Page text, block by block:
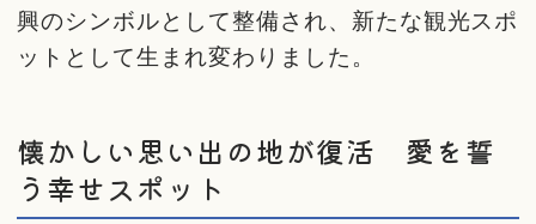
興のシンボルとして整備され、新たな観光スポ
ットとして生まれ変わりました。
懐かしい思い出の地が復活 愛を誓
う幸せスポット